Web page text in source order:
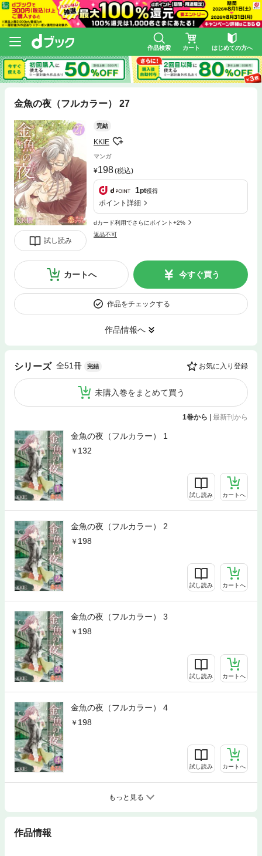
作品検索 カート はじめての方へ
金魚の夜（フルカラー） 27
試し読み
完結
KKIE
マンガ
198(税込)
1pt獲得
ポイント詳細
dカード利用でさらにポイント+2%
返品不可
カートへ 今すぐ買う
作品をチェックする
作品情報へ
シリーズ 全51冊 完結 お気に入り登録
未購入巻をまとめて買う
1巻から | 最新刊から
金魚の夜（フルカラー） 1
132
試し読み カートへ
金魚の夜（フルカラー） 2
198
試し読み カートへ
金魚の夜（フルカラー） 3
198
試し読み カートへ
金魚の夜（フルカラー） 4
198
試し読み カートへ
もっと見る
作品情報